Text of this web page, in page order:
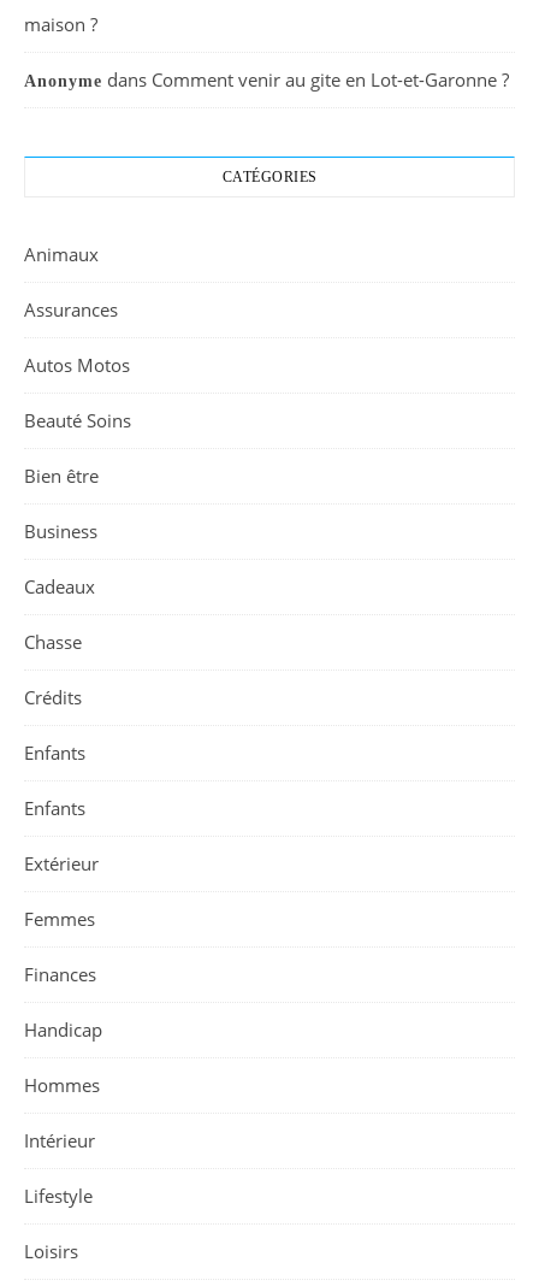
maison ?
Anonyme dans Comment venir au gite en Lot-et-Garonne ?
CATÉGORIES
Animaux
Assurances
Autos Motos
Beauté Soins
Bien être
Business
Cadeaux
Chasse
Crédits
Enfants
Enfants
Extérieur
Femmes
Finances
Handicap
Hommes
Intérieur
Lifestyle
Loisirs